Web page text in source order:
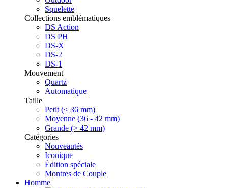
Squelette
Collections emblématiques
DS Action
DS PH
DS-X
DS-2
DS-1
Mouvement
Quartz
Automatique
Taille
Petit (< 36 mm)
Moyenne (36 - 42 mm)
Grande (> 42 mm)
Catégories
Nouveautés
Iconique
Édition spéciale
Montres de Couple
Homme